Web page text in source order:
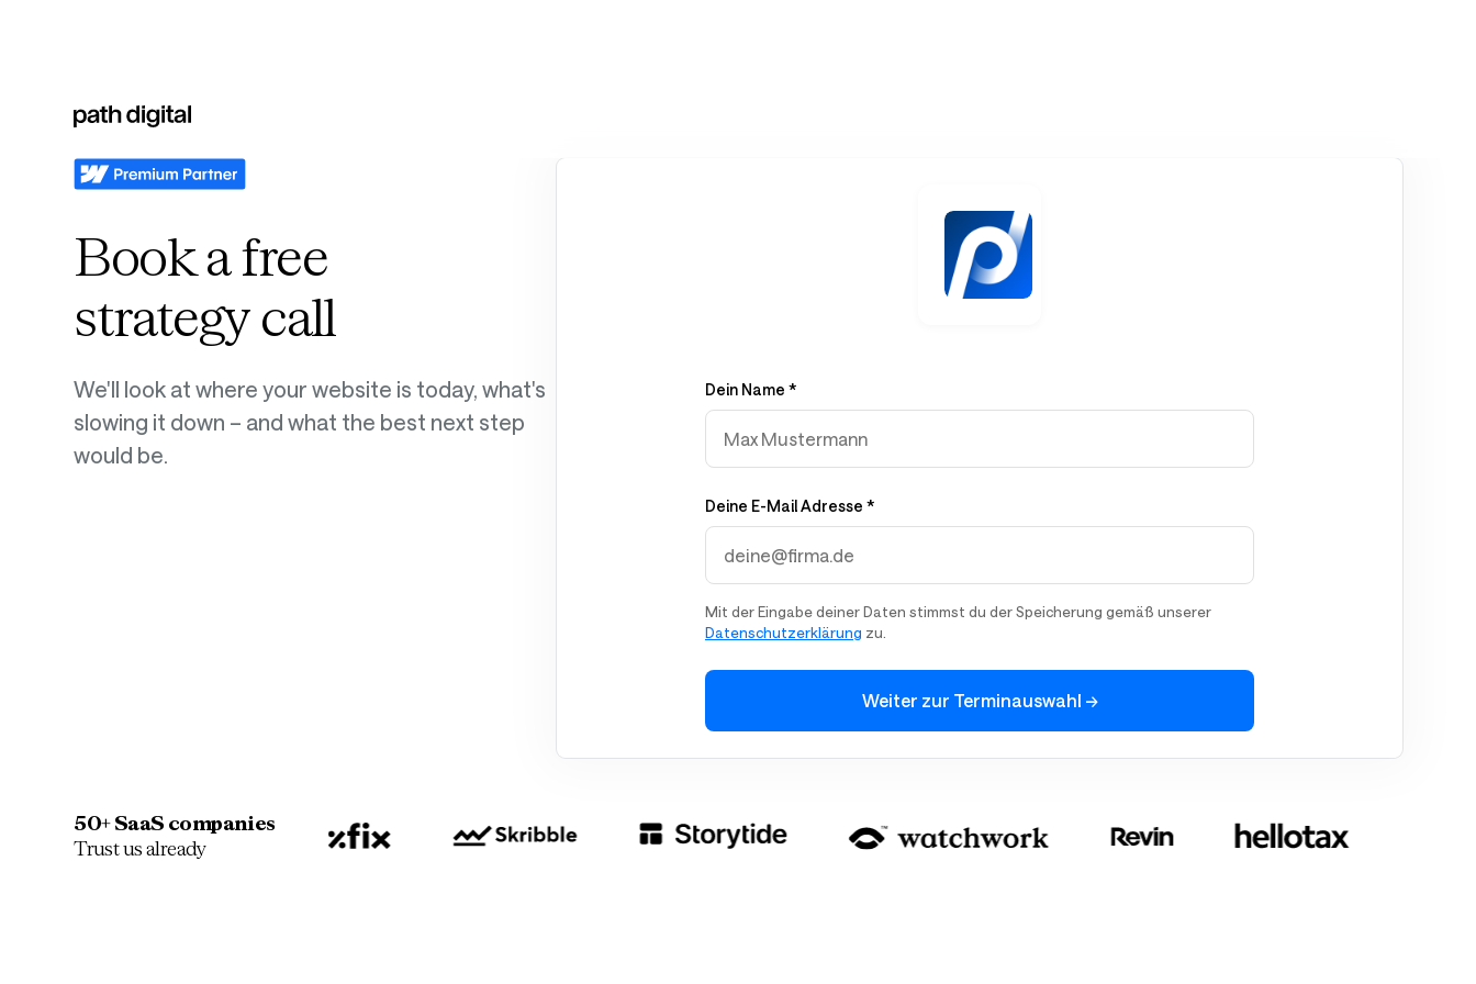
Book a free
strategy call
We'll look at where your website is today, what's
slowing it down – and what the best next step
would be.
Dein Name *
Deine E-Mail Adresse *
Mit der Eingabe deiner Daten stimmst du der Speicherung gemäß unserer
Datenschutzerklärung zu.
Weiter zur Terminauswahl →
50+ SaaS companies
Trust us already